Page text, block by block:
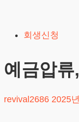
content
회생신청
예금압
revival2686 2025